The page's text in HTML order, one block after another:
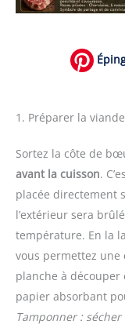
1. Préparer la viande
Sortez la côte de
avant la cuisson.
placée directement
l’extérieur sera
température. En la
vous permettez une
planche à
papier absorbant
Tamponner :